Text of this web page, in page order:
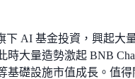
下 AI 基金投資，興起大
時大量造勢激起 BNB
基礎設施市值成長。值得